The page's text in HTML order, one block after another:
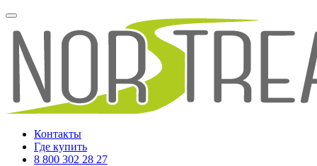
Контакты
Где купить
8 800 302 28 27